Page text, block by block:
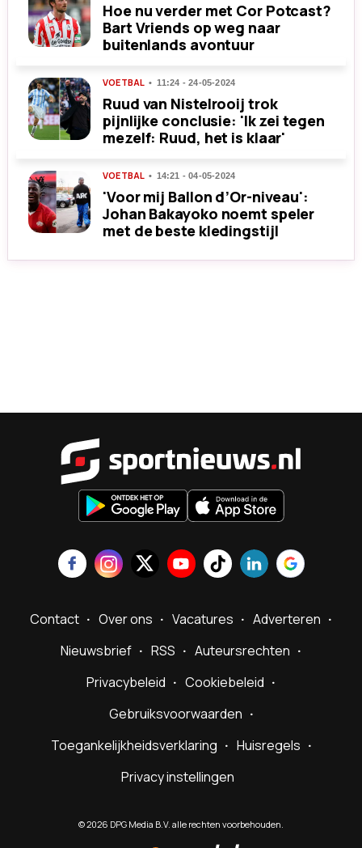
Hoe nu verder met Cor Potcast?
Bart Vriends op weg naar
buitenlands avontuur
VOETBAL 11:24 - 24-05-2024
Ruud van Nistelrooij trok
pijnlijke conclusie: 'Ik zei tegen
mezelf: Ruud, het is klaar'
VOETBAL 14:21 - 04-05-2024
'Voor mij Ballon d’Or-niveau':
Johan Bakayoko noemt speler
met de beste kledingstijl
Contact Over ons Vacatures
Adverteren
Nieuwsbrief
RSS
Auteursrechten
Privacybeleid
Cookiebeleid
Gebruiksvoorwaarden
Toegankelijkheidsverklaring
Huisregels
Privacy instellingen
©2026 DPG Media B.V. alle rechten voorbehouden.